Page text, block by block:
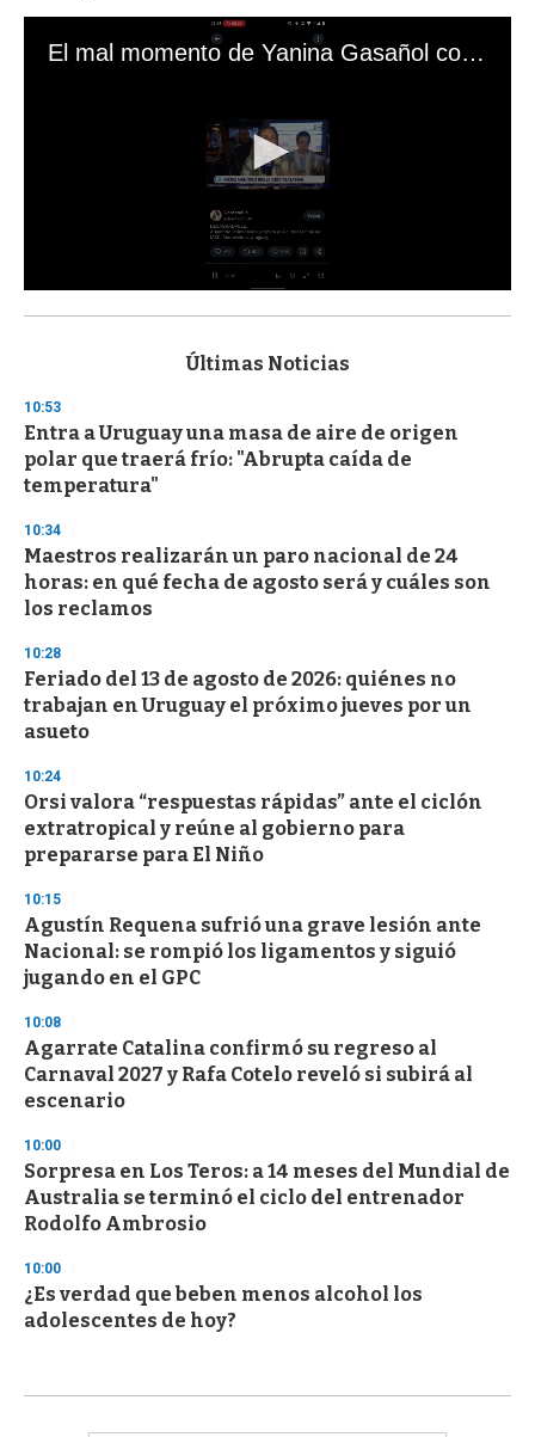
El mal momento de Yanina Gasañol con un hincha argentino en "Subrayado"
s
d
s
o
f
3
s
e
c
o
n
Últimas Noticias
10:53
Entra a Uruguay una masa de aire de origen
polar que traerá frío: "Abrupta caída de
temperatura"
10:34
Maestros realizarán un paro nacional de 24
horas: en qué fecha de agosto será y cuáles son
los reclamos
10:28
Feriado del 13 de agosto de 2026: quiénes no
trabajan en Uruguay el próximo jueves por un
asueto
10:24
Orsi valora “respuestas rápidas” ante el ciclón
extratropical y reúne al gobierno para
prepararse para El Niño
10:15
Agustín Requena sufrió una grave lesión ante
Nacional: se rompió los ligamentos y siguió
jugando en el GPC
10:08
Agarrate Catalina confirmó su regreso al
Carnaval 2027 y Rafa Cotelo reveló si subirá al
escenario
10:00
Sorpresa en Los Teros: a 14 meses del Mundial de
Australia se terminó el ciclo del entrenador
Rodolfo Ambrosio
10:00
¿Es verdad que beben menos alcohol los
adolescentes de hoy?